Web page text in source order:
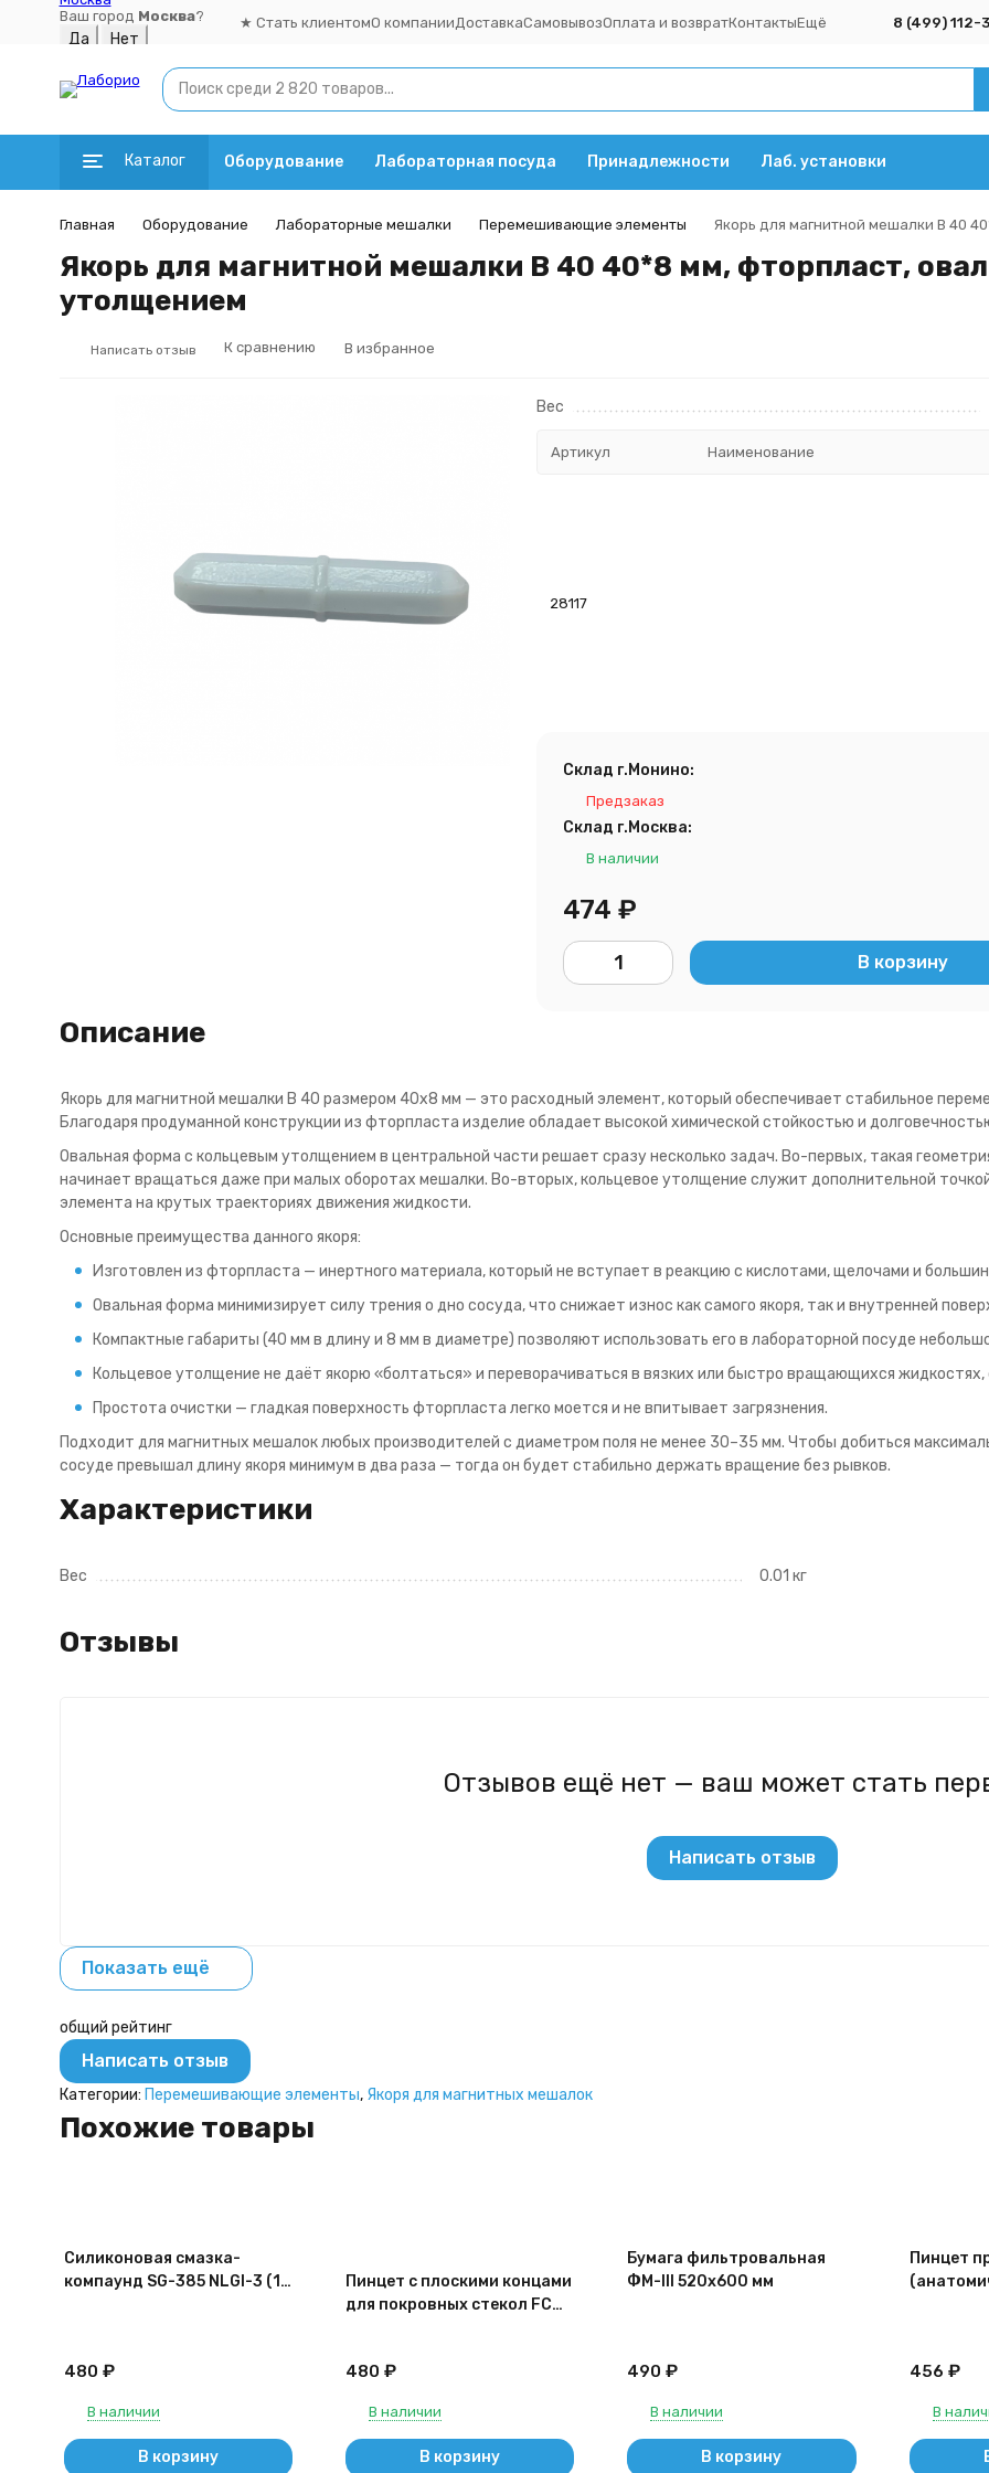
Ваш город Москва? ★ Стать клиентомО компании ДоставкаСамовывозОплата и возвратКонтактыЕщё 8 (499) 112-
Каталог Оборудование Лабораторная посуда Принадлежности Лаб. установки
Главная Оборудование Лабораторные мешалки Перемешивающие элементы Якорь для магнитной мешалки B 40
Якорь для магнитной мешалки B 40 40*8 мм, фторпласт,
утолщением
Написать отзыв К сравнению В избранное
Вес
Артикул Наименование
28117
Склад г.Монино:
Предзаказ
Склад г.Москва:
В наличии
474₽
В корзину
Описание
Якорь для магнитной мешалки B 40 размером 40x8 мм — это расходный элемент, который обеспечивает стабильное
Благодаря продуманной конструкции из фторпласта изделие обладает высокой химической стойкостью и
Овальная форма с кольцевым утолщением в центральной части решает сразу несколько задач. Во-первых, такая
начинает вращаться даже при малых оборотах мешалки. Во-вторых, кольцевое утолщение служит дополнительной
элемента на крутых траекториях движения жидкости.
Основные преимущества данного якоря:
Изготовлен из фторпласта — инертного материала, который не вступает в реакцию с кислотами, щелочами и
Овальная форма минимизирует силу трения о дно сосуда, что снижает износ как самого якоря, так и внутренней
Компактные габариты (40 мм в длину и 8 мм в диаметре) позволяют использовать его в лабораторной посуде
Кольцевое утолщение не даёт якорю «болтаться» и переворачиваться в вязких или быстро вращающихся
Простота очистки — гладкая поверхность фторпласта легко моется и не впитывает загрязнения.
Подходит для магнитных мешалок любых производителей с диаметром поля не менее 30–35 мм. Чтобы добиться
сосуде превышал длину якоря минимум в два раза — тогда он будет стабильно держать вращение без рывков.
Характеристики
Вес 0.01 кг
Отзывы
Отзывов ещё нет — ваш может стать
Написать отзыв
Показать ещё
общий рейтинг
Написать отзыв
Категории: Перемешивающие элементы, Якоря для магнитных мешалок
Похожие товары
Силиконовая смазка-
компаунд SG-385 NLGI-3 (12
480 ₽
В наличии
В корзину
Пинцет с плоскими концами
для покровных стекол FC
480 ₽
В наличии
В корзину
Бумага фильтровальная
ФМ-III 520х600 мм
490 ₽
В наличии
В корзину
Пинцет
456 ₽
В